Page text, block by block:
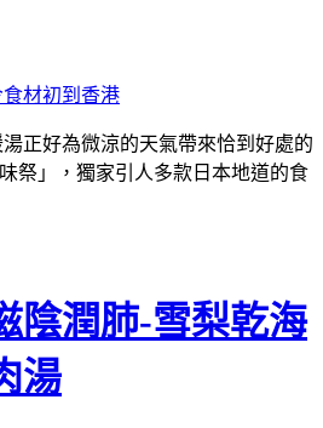
正好為微涼的天氣帶來恰到好處的
祭」，獨家引人多款日本地道的食
陰潤肺-雪梨乾海
湯